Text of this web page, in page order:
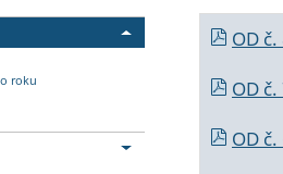
roku
OD
OD
OD